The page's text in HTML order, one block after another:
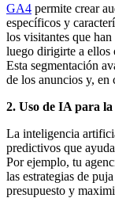
GA4 permite crear
específicos y
los visitantes que
luego dirigirte a ellos
Esta segmentación
de los anuncios y, en
2. Uso de IA para
La inteligencia
predictivos que
Por ejemplo, tu
las estrategias de
presupuesto y